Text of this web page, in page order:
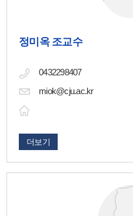
정미옥 조교수
0432298407
miok@cju.ac.kr
더보기